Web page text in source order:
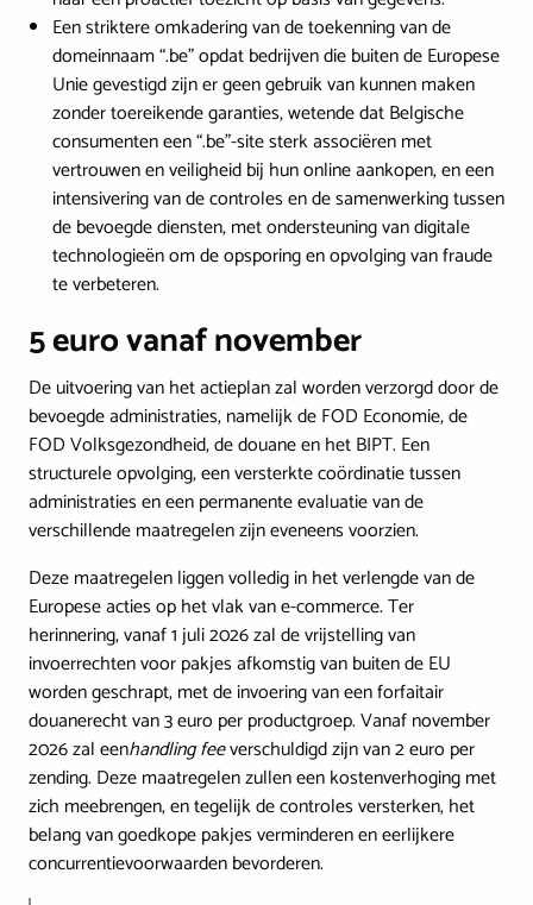
Een striktere omkadering van de toekenning van de
domeinnaam “.be” opdat bedrijven die buiten de Europese
Unie gevestigd zijn er geen gebruik van kunnen maken
zonder toereikende garanties, wetende dat Belgische
consumenten een “.be”-site sterk associëren met
vertrouwen en veiligheid bij hun online aankopen, en een
intensivering van de controles en de samenwerking tussen
de bevoegde diensten, met ondersteuning van digitale
technologieën om de opsporing en opvolging van fraude
te verbeteren.
5 euro vanaf november
De uitvoering van het actieplan zal worden verzorgd door de
bevoegde administraties, namelijk de FOD Economie, de
FOD Volksgezondheid, de douane en het BIPT. Een
structurele opvolging, een versterkte coördinatie tussen
administraties en een permanente evaluatie van de
verschillende maatregelen zijn eveneens voorzien.
Deze maatregelen liggen volledig in het verlengde van de
Europese acties op het vlak van e-commerce. Ter
herinnering, vanaf 1 juli 2026 zal de vrijstelling van
invoerrechten voor pakjes afkomstig van buiten de EU
worden geschrapt, met de invoering van een forfaitair
douanerecht van 3 euro per productgroep. Vanaf november
2026 zal eenhandling feeverschuldigd zijn van 2 euro per
zending. Deze maatregelen zullen een kostenverhoging met
zich meebrengen, en tegelijk de controles versterken, het
belang van goedkope pakjes verminderen en eerlijkere
concurrentievoorwaarden bevorderen.